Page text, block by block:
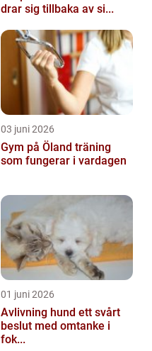
drar sig tillbaka av si...
03 juni 2026
Gym på Öland träning
som fungerar i vardagen
01 juni 2026
Avlivning hund ett svårt
beslut med omtanke i
fok...